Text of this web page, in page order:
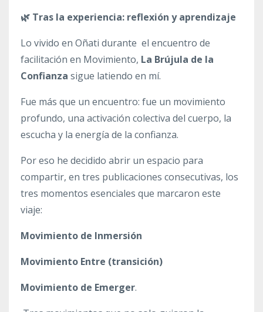
🌿 Tras la experiencia: reflexión y aprendizaje
Lo vivido en Oñati durante el encuentro de
facilitación en Movimiento, La Brújula de la
Confianza sigue latiendo en mí.
Fue más que un encuentro: fue un movimiento
profundo, una activación colectiva del cuerpo, la
escucha y la energía de la confianza.
Por eso he decidido abrir un espacio para
compartir, en tres publicaciones consecutivas, los
tres momentos esenciales que marcaron este
viaje:
Movimiento de Inmersión
Movimiento Entre (transición)
Movimiento de Emerger.